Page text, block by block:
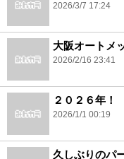
2026/3/7 17:24
大阪オートメ
2026/2/16 23:41
２０２６年！
2026/1/1 00:19
久しぶりのパ